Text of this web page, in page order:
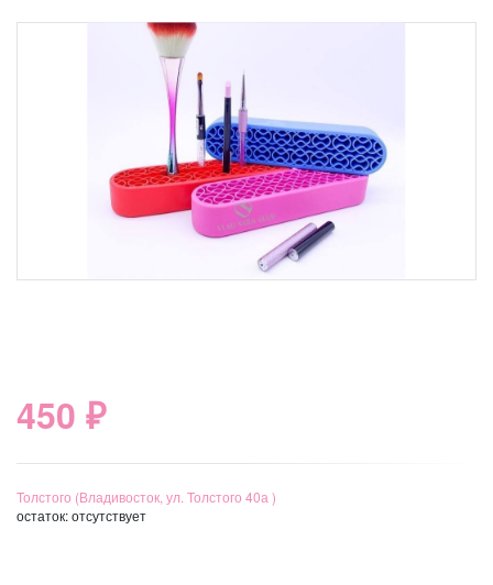
450 ₽
Толстого (Владивосток, ул. Толстого 40а )
остаток:отсутствует